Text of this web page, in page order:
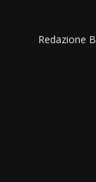
Redazione